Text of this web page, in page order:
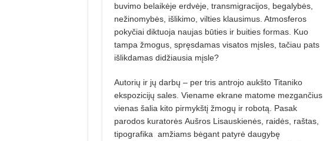
buvimo belaikėje erdvėje, transmigracijos, begalybės,
nežinomybės, išlikimo, vilties klausimus. Atmosferos
pokyčiai diktuoja naujas būties ir buities formas. Kuo
tampa žmogus, spręsdamas visatos mįsles, tačiau pats
išlikdamas didžiausia mįsle?
Autorių ir jų darbų – per tris antrojo aukšto Titaniko
ekspozicijų sales. Viename ekrane matome mezgančius
vienas šalia kito pirmykštį žmogų ir robotą. Pasak
parodos kuratorės Aušros Lisauskienės, raidės, raštas,
tipografika amžiams bėgant patyrė daugybę